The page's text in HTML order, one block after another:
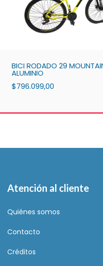
BICI RODADO 29
ALUMINIO
$796.099,00
Atención al cliente
Quiénes somos
Contacto
Créditos